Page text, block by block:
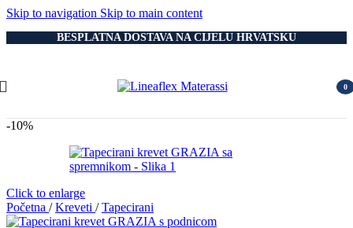
Skip to navigation Skip to main content
BESPLATNA DOSTAVA NA CIJELU HRVATSKU
0
-10%
Click to enlarge
Početna / Kreveti / Tapecirani